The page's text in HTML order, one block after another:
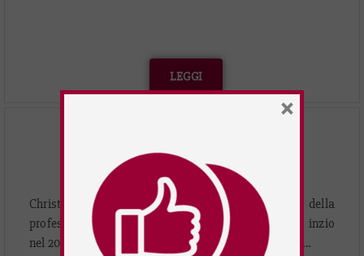
LEGGI
PRINCIPAL
Avocat à la Cour
Christelle è Avocat à la Cour abilitato all’esercizio della
professione in Lussemburgo. La sua carriera ebbe inzio
nel 2008 come avvocato in uno studio legale d’affari…
×